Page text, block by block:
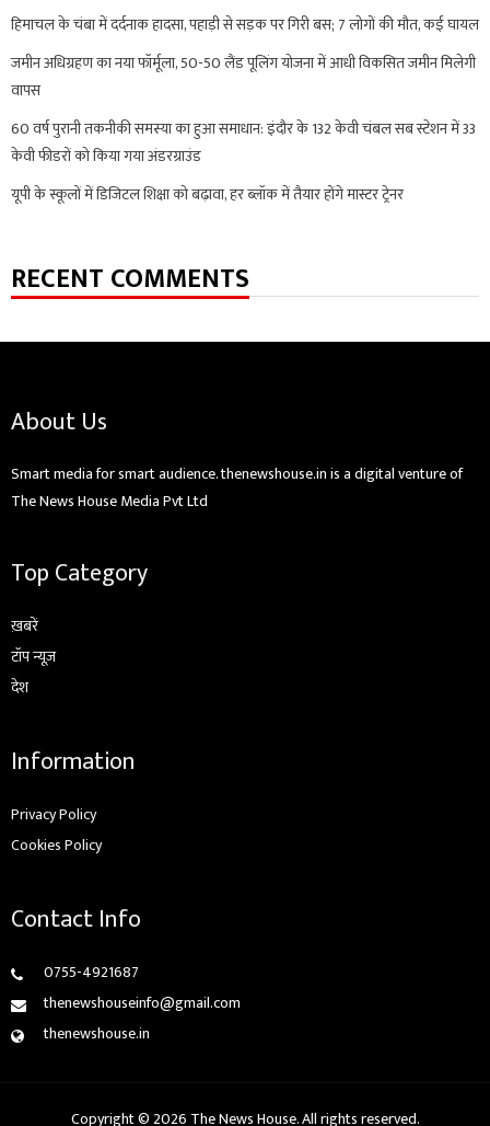
हिमाचल के चंबा में दर्दनाक हादसा, पहाड़ी से सड़क पर गिरी बस; 7 लोगों की मौत, कई घायल
जमीन अधिग्रहण का नया फॉर्मूला, 50-50 लैंड पूलिंग योजना में आधी विकसित जमीन मिलेगी
वापस
60 वर्ष पुरानी तकनीकी समस्या का हुआ समाधान: इंदौर के 132 केवी चंबल सब स्टेशन में 33
केवी फीडरों को किया गया अंडरग्राउंड
यूपी के स्कूलों में डिजिटल शिक्षा को बढ़ावा, हर ब्लॉक में तैयार होंगे मास्टर ट्रेनर
RECENT COMMENTS
About Us
Smart media for smart audience. thenewshouse.in is a digital venture of
The News House Media Pvt Ltd
Top Category
ख़बरें
टॉप न्यूज़
देश
Information
Privacy Policy
Cookies Policy
Contact Info
0755-4921687
thenewshouseinfo@gmail.com
thenewshouse.in
Copyright © 2026 The News House. All rights reserved.